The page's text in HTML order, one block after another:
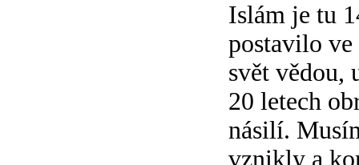
Islám je tu
postavilo
svět vědou,
20 letech
násilí.
vznikly a